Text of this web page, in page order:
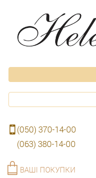
(050) 370-14-00
(063) 380-14-00
ВАШІ ПОКУПКИ